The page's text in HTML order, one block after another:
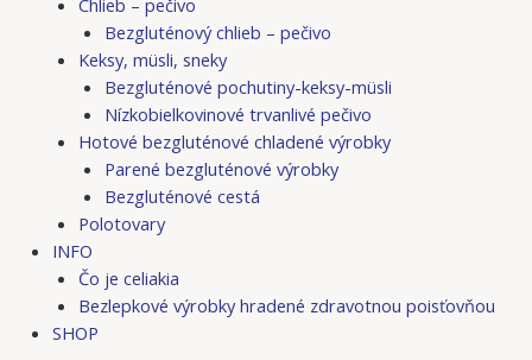
Bezgluténový chlieb – pečivo
Keksy, müsli, sneky
Bezgluténové pochutiny-keksy-müsli
Nízkobielkovinové trvanlivé pečivo
Hotové bezgluténové chladené výrobky
Parené bezgluténové výrobky
Bezgluténové cestá
Polotovary
INFO
Čo je celiakia
Bezlepkové výrobky hradené zdravotnou poisťovňou
SHOP